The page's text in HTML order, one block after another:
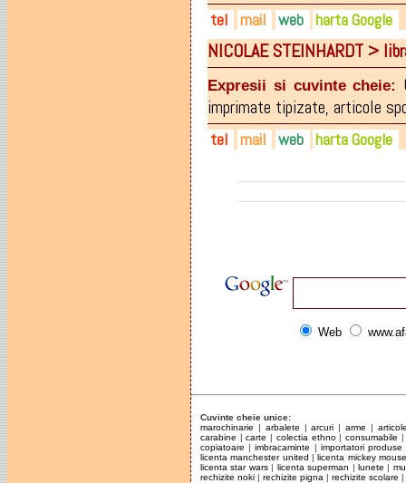
tel
0262-274869
0728-301734
mail
maralibris@rdsmail.ro
web
maralibris.ro
harta Google
NICOLAE STEINHARDT >
Expresii si cuvinte cheie:
imprimate tipizate, articole
tel
0262-250014
0728-264804
mail
maralibris@rdsmail.ro
web
maralibris.ro
harta Google
Web
Cuvinte cheie unice:
marochinarie | arbalete |arcuri |arme |
carabine |carte | colectia ethno| consumabile
copiatoare |imbracaminte | importatori produse
licenta manchester united |licenta mickey mouse
licenta star wars| licenta superman |lunete |
rechizite noki | rechizite pigna | rechizite scolare |